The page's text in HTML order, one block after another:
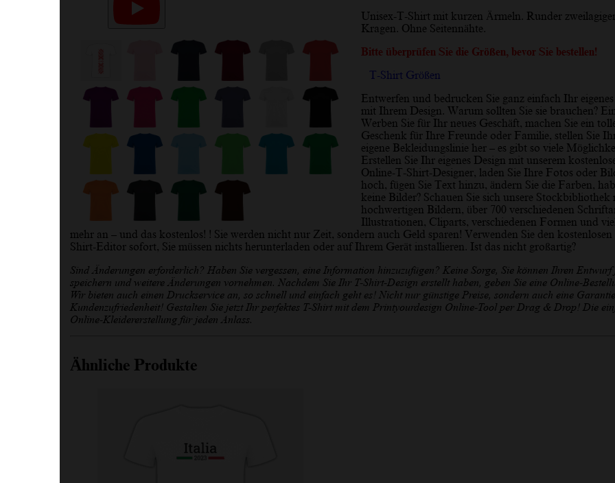
Unisex-T-Shirt mit kurzen Ärmeln. Runder
Kragen. Ohne Seitennähte.
Bitte überprüfen Sie die Größen, bevor Sie bestellen!
T-Shirt Größen
Entwerfen und bedrucken Sie ganz einfach Ihr
mit Ihrem Design. Warum sollten Sie sie brauchen?
Werben Sie für Ihr neues Geschäft, machen Sie ein
Geschenk für Ihre Freunde oder Familie, stellen Sie
eigene Bekleidungslinie her – es gibt so viele
Erstellen Sie Ihr eigenes Design mit unserem
Online-T-Shirt-Designer, laden Sie Ihre Fotos oder
hoch, fügen Sie Text hinzu, ändern Sie die Farben,
keine Bilder? Schauen Sie sich unsere Stockbibliothek
hochwertigen Bildern, über 700 verschiedenen
Illustrationen, Cliparts, verschiedenen Formen und
mehr an – und das kostenlos! ! Sie werden nicht nur Zeit, sondern auch Geld sparen! Verwenden Sie den kostenlosen
Shirt-Editor sofort, Sie müssen nichts herunterladen oder auf Ihrem Gerät installieren. Ist das nicht großartig?
Sind Änderungen erforderlich? Haben Sie vergessen, eine Information hinzuzufügen? Keine Sorge, Sie können Ihren Entwurf
speichern und weitere Änderungen vornehmen. Nachdem Sie Ihr T-Shirt-Design erstellt haben, geben Sie eine Online-
Wir bieten auch einen Druckservice an, so schnell und einfach geht es! Nicht nur günstige Preise, sondern auch eine
Kundenzufriedenheit! Gestalten Sie jetzt Ihr perfektes T-Shirt mit dem Printyourdesign Online-Tool per Drag & Drop! Die
Online-Kleidererstellung für jeden Anlass.
Ähnliche Produkte